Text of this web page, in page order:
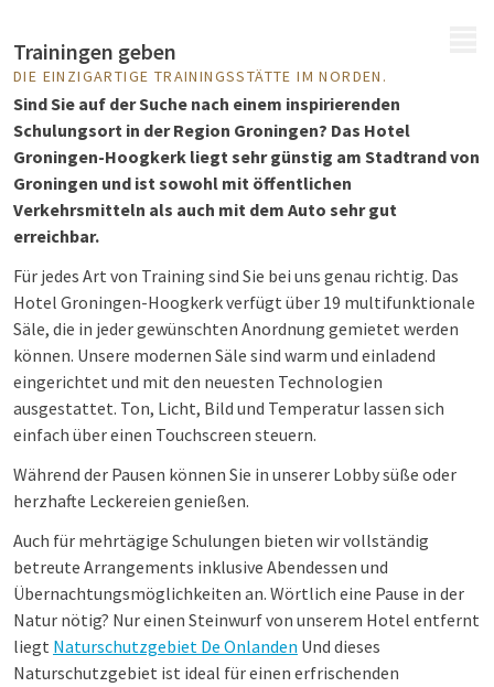
Trainingen geben
DIE EINZIGARTIGE TRAININGSSTÄTTE IM NORDEN.
Sind Sie auf der Suche nach einem inspirierenden
Schulungsort in der Region Groningen? Das Hotel
Groningen-Hoogkerk liegt sehr günstig am Stadtrand von
Groningen und ist sowohl mit öffentlichen
Verkehrsmitteln als auch mit dem Auto sehr gut
erreichbar.
Für jedes Art von Training sind Sie bei uns genau richtig. Das
Hotel Groningen-Hoogkerk verfügt über 19 multifunktionale
Säle, die in jeder gewünschten Anordnung gemietet werden
können. Unsere modernen Säle sind warm und einladend
eingerichtet und mit den neuesten Technologien
ausgestattet. Ton, Licht, Bild und Temperatur lassen sich
einfach über einen Touchscreen steuern.
Während der Pausen können Sie in unserer Lobby süße oder
herzhafte Leckereien genießen.
Auch für mehrtägige Schulungen bieten wir vollständig
betreute Arrangements inklusive Abendessen und
Übernachtungsmöglichkeiten an. Wörtlich eine Pause in der
Natur nötig? Nur einen Steinwurf von unserem Hotel entfernt
liegt Naturschutzgebiet De Onlanden Und dieses
Naturschutzgebiet ist ideal für einen erfrischenden